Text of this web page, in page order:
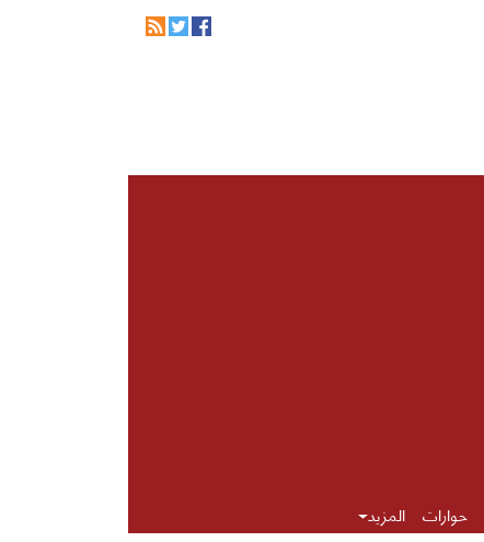
حوارات المزيد